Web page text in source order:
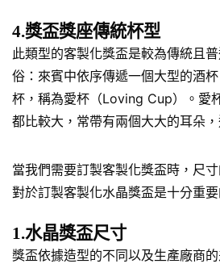
4.獎盃獎座傳統杯型
此類型的客製化獎盃是較為傳統且
俗：來賓中依序傳遞一個大型的酒
杯，稱為愛杯（Loving Cup）。愛
都比較大，常帶有兩個大大的耳朵
當我們需要訂製客製化獎盃時，尺
對於訂製客製化水晶獎盃是十分重要
1.水晶獎盃尺寸
獎盃依據造型的不同以及生產廠商